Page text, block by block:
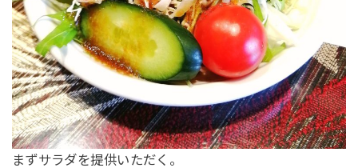
まずサラダを提供いただく。